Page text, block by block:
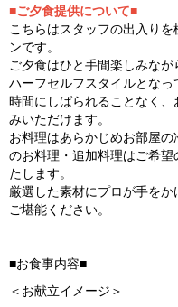
■ご夕食提供について■
こちらはスタッフの出入り
ンです。
ご夕食はひと手間楽しみな
ハーフセルフスタイルとなっ
時間にしばられることなく
みいただけます。
お料理はあらかじめお部屋
のお料理・追加料理はご希
たします。
厳選した素材にプロが手を
ご堪能ください。
■お食事内容■
＜お献立イメージ＞